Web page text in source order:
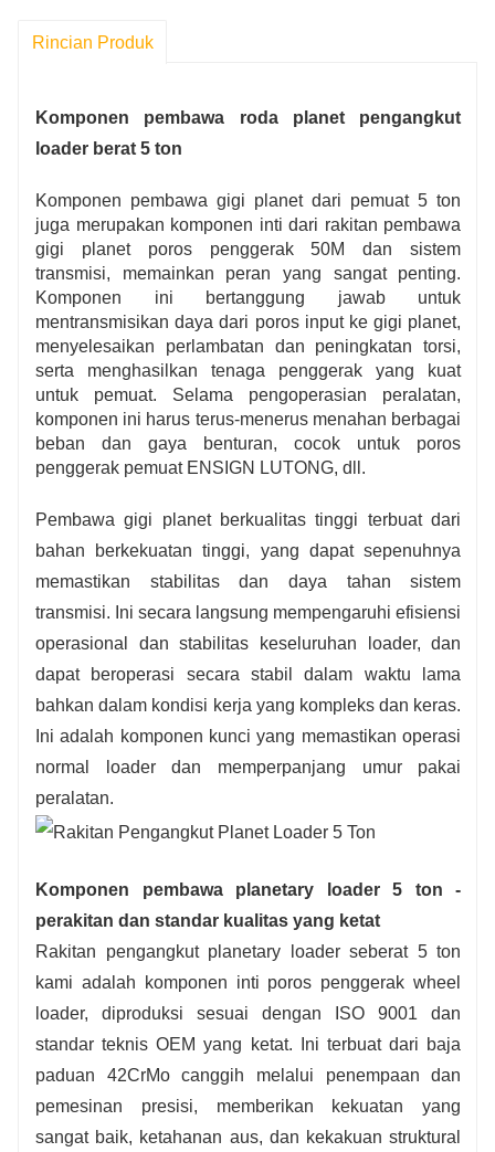
dapat diandalkan.
Rincian Produk
Komponen pembawa roda planet pengangkut
loader berat 5 ton
Komponen pembawa gigi planet dari pemuat 5 ton
juga merupakan komponen inti dari rakitan pembawa
gigi planet poros penggerak 50M dan sistem
transmisi, memainkan peran yang sangat penting.
Komponen ini bertanggung jawab untuk
mentransmisikan daya dari poros input ke gigi planet,
menyelesaikan perlambatan dan peningkatan torsi,
serta menghasilkan tenaga penggerak yang kuat
untuk pemuat. Selama pengoperasian peralatan,
komponen ini harus terus-menerus menahan berbagai
beban dan gaya benturan, cocok untuk poros
penggerak pemuat ENSIGN LUTONG, dll.
Pembawa gigi planet berkualitas tinggi terbuat dari
bahan berkekuatan tinggi, yang dapat sepenuhnya
memastikan stabilitas dan daya tahan sistem
transmisi. Ini secara langsung mempengaruhi efisiensi
operasional dan stabilitas keseluruhan loader, dan
dapat beroperasi secara stabil dalam waktu lama
bahkan dalam kondisi kerja yang kompleks dan keras.
Ini adalah komponen kunci yang memastikan operasi
normal loader dan memperpanjang umur pakai
peralatan.
Komponen pembawa planetary loader 5 ton -
perakitan dan standar kualitas yang ketat
Rakitan pengangkut planetary loader seberat 5 ton
kami adalah komponen inti poros penggerak wheel
loader, diproduksi sesuai dengan ISO 9001 dan
standar teknis OEM yang ketat. Ini terbuat dari baja
paduan 42CrMo canggih melalui penempaan dan
pemesinan presisi, memberikan kekuatan yang
sangat baik, ketahanan aus, dan kekakuan struktural